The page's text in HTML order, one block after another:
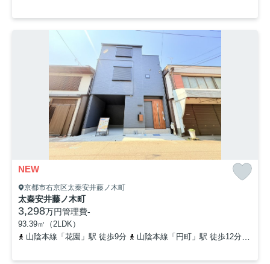
NEW
京都市右京区太秦安井藤ノ木町
太秦安井藤ノ木町
3,298万円管理費-
93.39㎡（2LDK）
山陰本線「花園」駅 徒歩9分
山陰本線「円町」駅 徒歩12分